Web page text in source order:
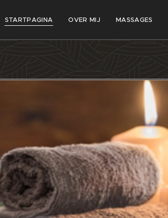
STARTPAGINA OVER MIJ MASSAGES